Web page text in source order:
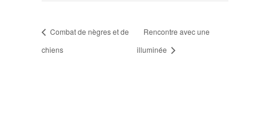
Combat de nègres et de
chiens
Rencontre avec une
illuminée